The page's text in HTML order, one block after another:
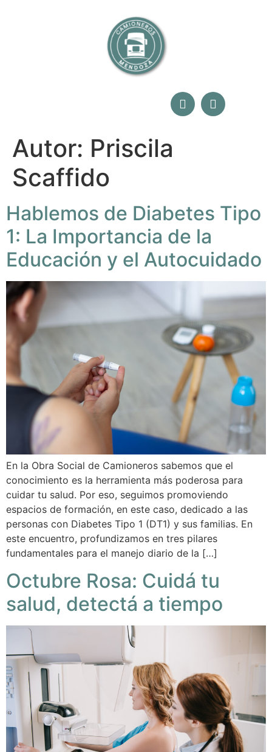
Autor: Priscila
Scaffido
Hablemos de Diabetes Tipo
1: La Importancia de la
Educación y el Autocuidado
En la Obra Social de Camioneros sabemos que el
conocimiento es la herramienta más poderosa para
cuidar tu salud. Por eso, seguimos promoviendo
espacios de formación, en este caso, dedicado a las
personas con Diabetes Tipo 1 (DT1) y sus familias. En
este encuentro, profundizamos en tres pilares
fundamentales para el manejo diario de la […]
Octubre Rosa: Cuidá tu
salud, detectá a tiempo